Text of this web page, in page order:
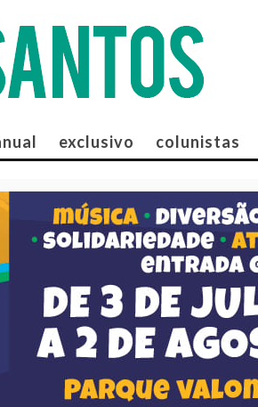
exclusivo colunistas